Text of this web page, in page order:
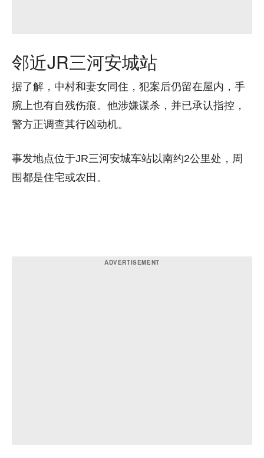
邻近JR三河安城站
据了解，中村和妻女同住，犯案后仍留在屋内，手
腕上也有自残伤痕。他涉嫌谋杀，并已承认指控，
警方正调查其行凶动机。
事发地点位于JR三河安城车站以南约2公里处，周
围都是住宅或农田。